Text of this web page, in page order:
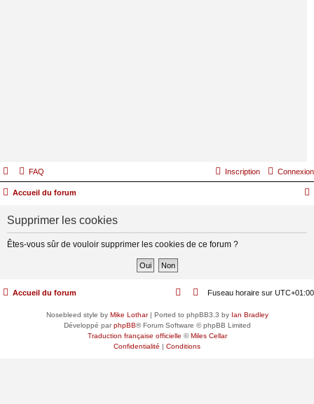
FAQ Connexion
Inscription
Accueil du forum
Supprimer les cookies
Êtes-vous sûr de vouloir supprimer les cookies de ce forum ?
Accueil du forum Fuseau horaire sur UTC+01:00
Nosebleed style by Mike Lothar| Ported to phpBB3.3 by Ian Bradley
Développé parphpBB® Forum Software © phpBB Limited
Traduction française officielle ©Miles Cellar
Confidentialité | Conditions